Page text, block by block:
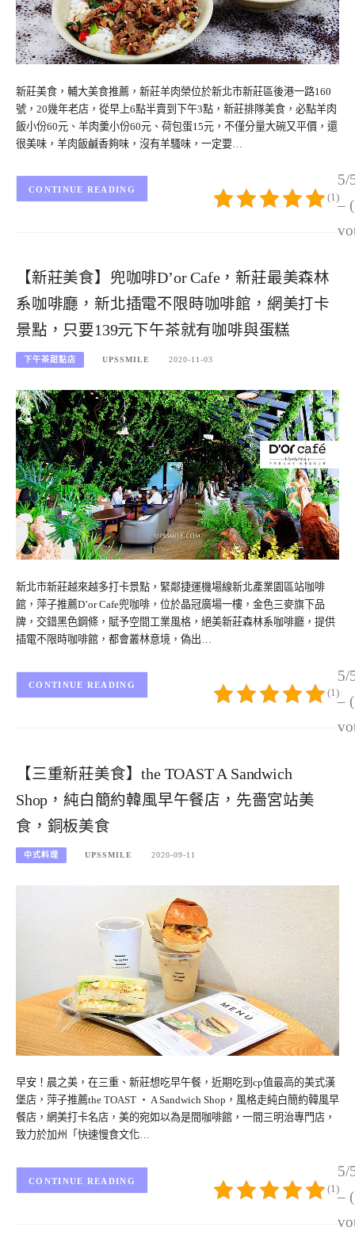
新莊美食，輔大美食推薦，新莊羊肉榮位於新北市新莊區後港一路160
號，20幾年老店，從早上6點半賣到下午3點，新莊排隊美食，必點羊肉
飯小份60元、羊肉羹小份60元、荷包蛋15元，不僅分量大碗又平價，還
很美味，羊肉飯鹹香夠味，沒有羊騷味，一定要…
5/
–
(1)
CONTINUE READING
【新莊美食】兜咖啡D’or Cafe，新莊最美森林
系咖啡廳，新北插電不限時咖啡館，網美打卡
景點，只要139元下午茶就有咖啡與蛋糕
下午茶甜點店 UPSSMILE 2020-11-03
新北市新莊越來越多打卡景點，緊鄰捷運機場線新北產業園區站咖啡
館，萍子推薦D’or Cafe兜咖啡，位於晶冠廣場一樓，金色三麥旗下品
牌，交錯黑色鋼條，賦予空間工業風格，絕美新莊森林系咖啡廳，提供
插電不限時咖啡館，都會叢林意境，偽出…
5/
–
(1)
CONTINUE READING
【三重新莊美食】the TOAST A Sandwich
Shop，純白簡約韓風早午餐店，先嗇宮站美
食，銅板美食
中式料理 UPSSMILE 2020-09-11
早安！晨之美，在三重、新莊想吃早午餐，近期吃到cp值最高的美式漢
堡店，萍子推薦the TOAST ‧ A Sandwich Shop，風格走純白簡約韓風早
餐店，網美打卡名店，美的宛如以為是間咖啡館，一間三明治專門店，
致力於加州「快速慢食文化…
5/
–
(1)
CONTINUE READING